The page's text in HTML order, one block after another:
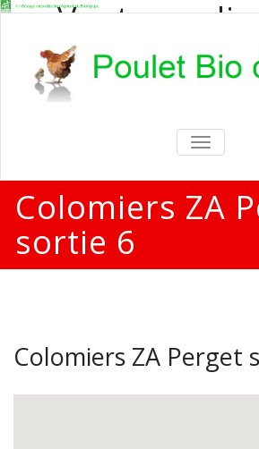
Vente en
poulets
Vente en direct de
particuliers et
TOGGLE
Colomiers ZA
sortie 6
Colomiers ZA Perget